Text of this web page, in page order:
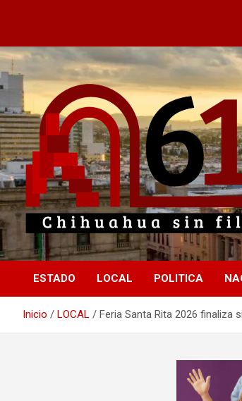
Saltar
contenido
614
Chihuahua sin filtros
ESTADO LOCAL POLITICA
Inicio LOCAL Feria Santa Rita 2026 finaliza